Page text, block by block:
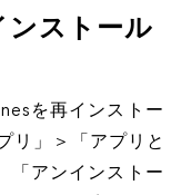
ンストール
を再インストー
リ」＞「アプリと
「アンインストー